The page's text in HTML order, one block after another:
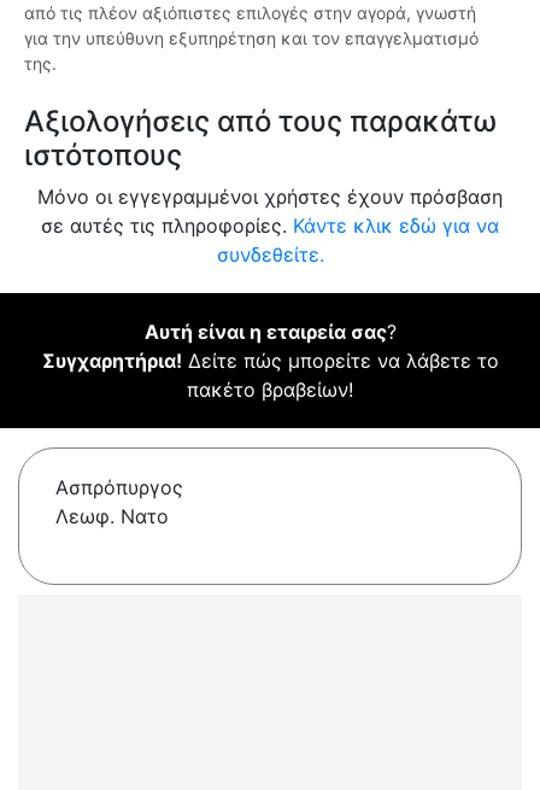
από τις πλέον αξιόπιστες επιλογές στην αγορά, γνωστή
για την υπεύθυνη εξυπηρέτηση και τον επαγγελματισμό
της.
Αξιολογήσεις από τους παρακάτω
ιστότοπους
Μόνο οι εγγεγραμμένοι χρήστες έχουν πρόσβαση
σε αυτές τις πληροφορίες. Κάντε κλικ εδώ για να
συνδεθείτε.
Αυτή είναι η εταιρεία σας?
Συγχαρητήρια! Δείτε πώς μπορείτε να λάβετε το
πακέτο βραβείων!
Ασπρόπυργος
Λεωφ. Νατο